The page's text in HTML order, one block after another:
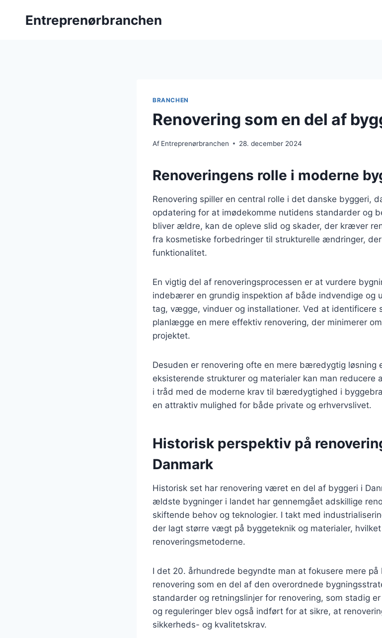
Entreprenørbranchen
BRANCHEN
Renovering som en del af
Af Entreprenørbranchen 28. december 2024
Renoveringens rolle i moderne
Renovering spiller en central rolle i det danske byggeri,
opdatering for at imødekomme nutidens standarder og
bliver ældre, kan de opleve slid og skader, der kræver
fra kosmetiske forbedringer til strukturelle ændringer,
funktionalitet.
En vigtig del af renoveringsprocessen er at vurdere
indebærer en grundig inspektion af både indvendige og
tag, vægge, vinduer og installationer. Ved at identificere
planlægge en mere effektiv renovering, der minimerer
projektet.
Desuden er renovering ofte en mere bæredygtig løsning
eksisterende strukturer og materialer kan man reducere
i tråd med de moderne krav til bæredygtighed i
en attraktiv mulighed for både private og erhvervslivet.
Historisk perspektiv på
Danmark
Historisk set har renovering været en del af byggeri i
ældste bygninger i landet har gennemgået adskillige
skiftende behov og teknologier. I takt med
der lagt større vægt på byggeteknik og materialer,
renoveringsmetoderne.
I det 20. århundrede begyndte man at fokusere mere
renovering som en del af den overordnede
standarder og retningslinjer for renovering, som stadig
og reguleringer blev også indført for at sikre, at
sikkerheds- og kvalitetskrav.